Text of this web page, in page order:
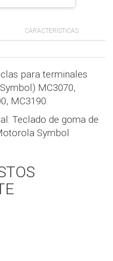
CARACTERÍSTICAS
para terminales
MC3070,
MC3190.
Teclado de goma de
Symbol